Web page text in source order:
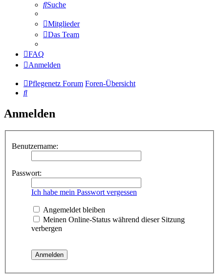
Suche
Mitglieder
Das Team
FAQ
Anmelden
Pflegenetz Forum Foren-Übersicht
Suche
Anmelden
Benutzername:
Passwort:
Ich habe mein Passwort vergessen
Angemeldet bleiben
Meinen Online-Status während dieser Sitzung
verbergen